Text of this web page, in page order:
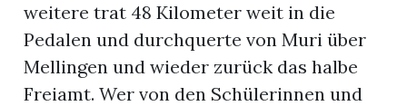
weitere trat 48 Kilometer weit in die
Pedalen und durchquerte von Muri über
Mellingen und wieder zurück das halbe
Freiamt. Wer von den Schülerinnen und